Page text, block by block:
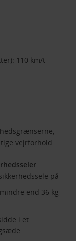
110 km/t
vejrforhold
på
end 36 kg
i et